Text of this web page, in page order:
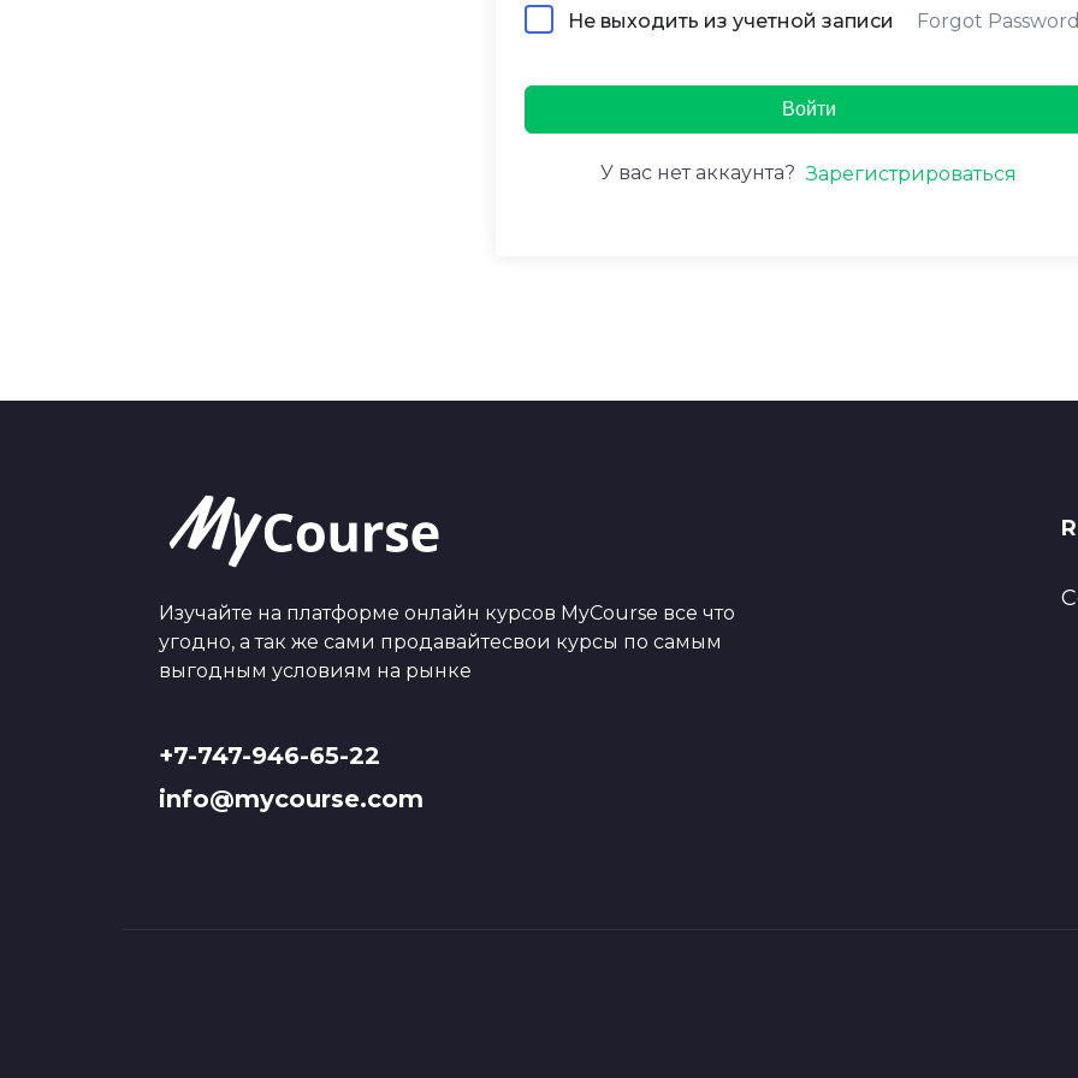
Не выходить из учетной записи Forgot
Войти
У вас нет аккаунта? Зарегистрироваться
Изучайте на платформе онлайн курсов MyCourse все что
угодно, а так же сами продавайтесвои курсы по самым
выгодным условиям на рынке
+7-747-946-65-22
info@mycourse.com